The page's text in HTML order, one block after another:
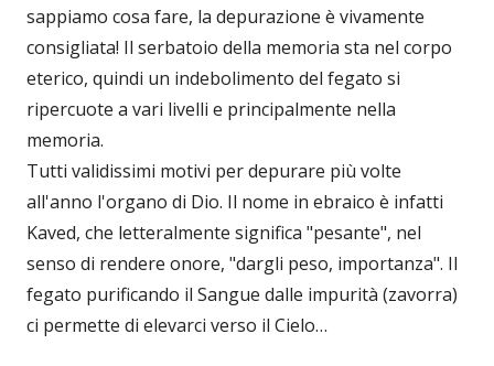
sappiamo cosa fare, la depurazione è vivamente
consigliata! Il serbatoio della memoria sta nel corpo
eterico, quindi un indebolimento del fegato si
ripercuote a vari livelli e principalmente nella
memoria.
Tutti validissimi motivi per depurare più volte
all'anno l'organo di Dio. Il nome in ebraico è infatti
Kaved, che letteralmente significa "pesante", nel
senso di rendere onore, "dargli peso, importanza". Il
fegato purificando il Sangue dalle impurità (zavorra)
ci permette di elevarci verso il Cielo…